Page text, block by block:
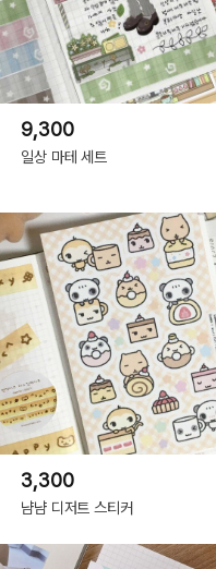
9,300
일상 마테 세트
3,300
냠냠 디저트 스티커